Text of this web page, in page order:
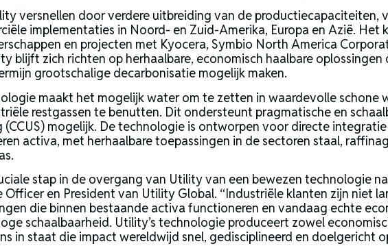
versnellen door verdere uitbreiding van de
implementaties in Noord- en Zuid-Amerika, Europa en Azië.
en projecten met Kyocera, Symbio North America
blijft zich richten op herhaalbare, economisch haalbare
grootschalige decarbonisatie mogelijk maken.
maakt het mogelijk water om te zetten in waardevolle schone
restgassen te benutten. Dit ondersteunt pragmatische en
mogelijk. De technologie is ontworpen voor directe
activa, met herhaalbare toepassingen in de sectoren staal,
stap in de overgang van Utility van een bewezen technologie
Officer en President van Utility Global. “Industriële klanten zijn niet
die binnen bestaande activa functioneren en vandaag echte
schaalbaarheid. Utility’s technologie produceert zowel
in staat die impact wereldwijd snel, gedisciplineerd en doelgericht